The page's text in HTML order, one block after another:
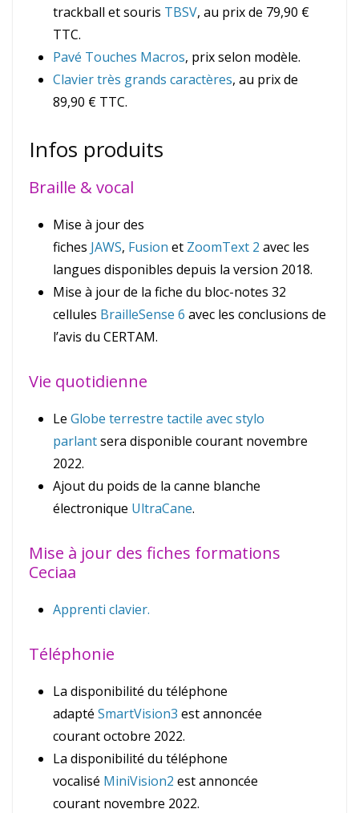
trackball et souris TBSV, au prix de 79,90 €
TTC.
Pavé Touches Macros, prix selon modèle.
Clavier très grands caractères, au prix de
89,90 € TTC.
Infos produits
Braille & vocal
Mise à jour des
fiches JAWS, Fusion et ZoomText 2 avec les
langues disponibles depuis la version 2018.
Mise à jour de la fiche du bloc-notes 32
cellules BrailleSense 6 avec les conclusions de
l’avis du CERTAM.
Vie quotidienne
Le Globe terrestre tactile avec stylo
parlantsera disponible courant novembre
2022.
Ajout du poids de la canne blanche
électronique UltraCane.
Mise à jour des fiches formations
Ceciaa
Apprenti clavier.
Téléphonie
La disponibilité du téléphone
adapté SmartVision3 est annoncée
courant octobre 2022.
La disponibilité du téléphone
vocalisé MiniVision2 est annoncée
courant novembre 2022.